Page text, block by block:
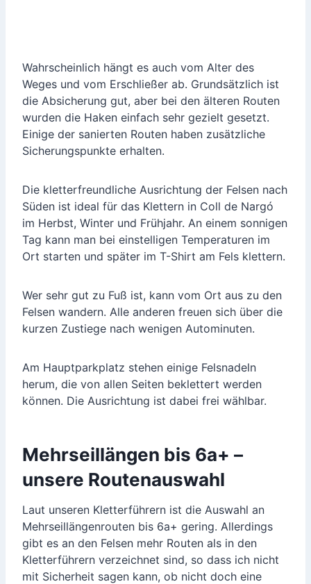
Wahrscheinlich hängt es auch vom Alter des
Weges und vom Erschließer ab. Grundsätzlich ist
die Absicherung gut, aber bei den älteren Routen
wurden die Haken einfach sehr gezielt gesetzt.
Einige der sanierten Routen haben zusätzliche
Sicherungspunkte erhalten.
Die kletterfreundliche Ausrichtung der Felsen nach
Süden ist ideal für das Klettern in Coll de Nargó
im Herbst, Winter und Frühjahr. An einem sonnigen
Tag kann man bei einstelligen Temperaturen im
Ort starten und später im T-Shirt am Fels klettern.
Wer sehr gut zu Fuß ist, kann vom Ort aus zu den
Felsen wandern. Alle anderen freuen sich über die
kurzen Zustiege nach wenigen Autominuten.
Am Hauptparkplatz stehen einige Felsnadeln
herum, die von allen Seiten beklettert werden
können. Die Ausrichtung ist dabei frei wählbar.
Mehrseillängen bis 6a+ –
unsere Routenauswahl
Laut unseren Kletterführern ist die Auswahl an
Mehrseillängenrouten bis 6a+ gering. Allerdings
gibt es an den Felsen mehr Routen als in den
Kletterführern verzeichnet sind, so dass ich nicht
mit Sicherheit sagen kann, ob nicht doch eine